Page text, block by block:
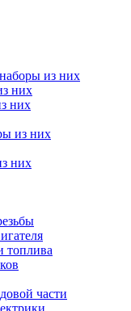
из них
них
них
из них
них
топлива
части